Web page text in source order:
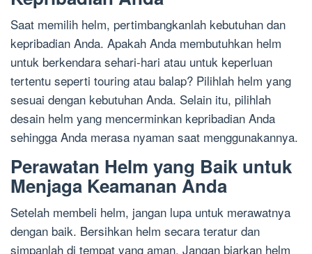
Saat memilih helm, pertimbangkanlah kebutuhan dan
kepribadian Anda. Apakah Anda membutuhkan helm
untuk berkendara sehari-hari atau untuk keperluan
tertentu seperti touring atau balap? Pilihlah helm yang
sesuai dengan kebutuhan Anda. Selain itu, pilihlah
desain helm yang mencerminkan kepribadian Anda
sehingga Anda merasa nyaman saat menggunakannya.
Perawatan Helm yang Baik untuk
Menjaga Keamanan Anda
Setelah membeli helm, jangan lupa untuk merawatnya
dengan baik. Bersihkan helm secara teratur dan
simpanlah di tempat yang aman. Jangan biarkan helm